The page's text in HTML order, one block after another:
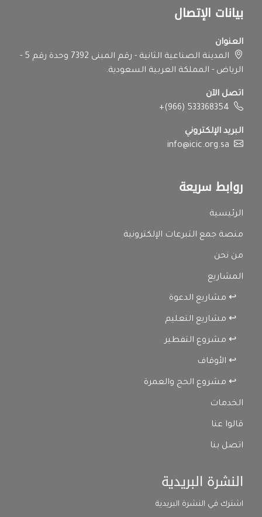
بيانات الإتصال
العنوان
المدينة الصناعية الثانية - رقم المبنى 7392 وحدة رقم 5 -
الرياض - المملكة العربية السعودية.
اتصل الآن
+(966) 533368354
البريد الإلكتروني
info@icic.org.sa
روابط سريعة
الرئيسية
منصة جمع التبرعات الإلكترونية
من نحن
المشاريع
↩ مشاريع الدعوة
↩ مشاريع التعليم
↩ مشروع التفطير
↩ الأوقاف
↩ مشروع الحج والعمرة
الخدمات
قالوا عنا
اتصل بنا
النشرة البريدية
اشترك في النشرة البريدية